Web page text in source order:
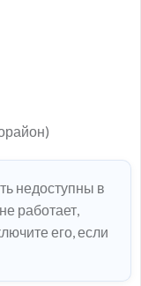
недоступны в
работает,
его, если